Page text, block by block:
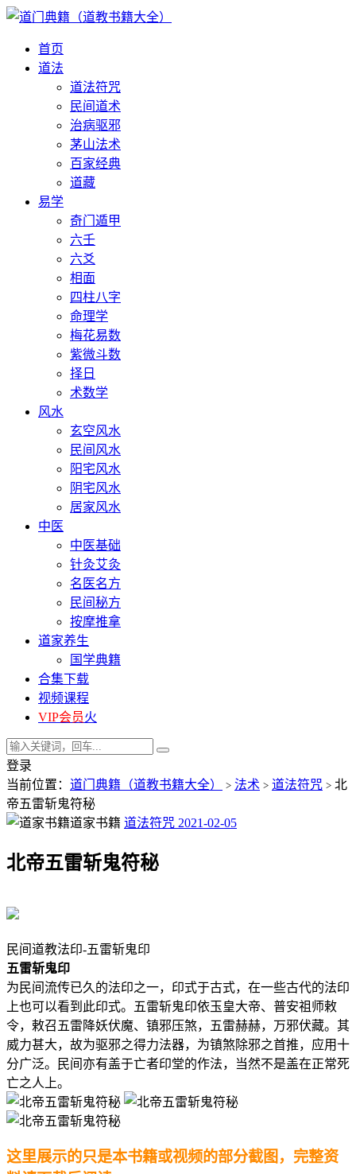
首页
道法
道法符咒
民间道术
治病驱邪
茅山法术
百家经典
道藏
易学
奇门遁甲
六壬
六爻
相面
四柱八字
命理学
梅花易数
紫微斗数
择日
术数学
风水
玄空风水
民间风水
阳宅风水
阴宅风水
居家风水
中医
中医基础
针灸艾灸
名医名方
民间秘方
按摩推拿
道家养生
国学典籍
合集下载
视频课程
VIP会员火
登录
当前位置： 道门典籍（道教书籍大全） > 法术 > 道法符咒 > 北
帝五雷斩鬼符秘
道家书籍 道法符咒 2021-02-05
北帝五雷斩鬼符秘
民间道教法印-五雷斩鬼印
五雷斩鬼印
为民间流传已久的法印之一，印式于古式，在一些古代的法印
上也可以看到此印式。五雷斩鬼印依玉皇大帝、普安祖师敕
令，敕召五雷降妖伏魔、镇邪压煞，五雷赫赫，万邪伏藏。其
威力甚大，故为驱邪之得力法器，为镇煞除邪之首推，应用十
分广泛。民间亦有盖于亡者印堂的作法，当然不是盖在正常死
亡之人上。
这里展示的只是本书籍或视频的部分截图，完整资